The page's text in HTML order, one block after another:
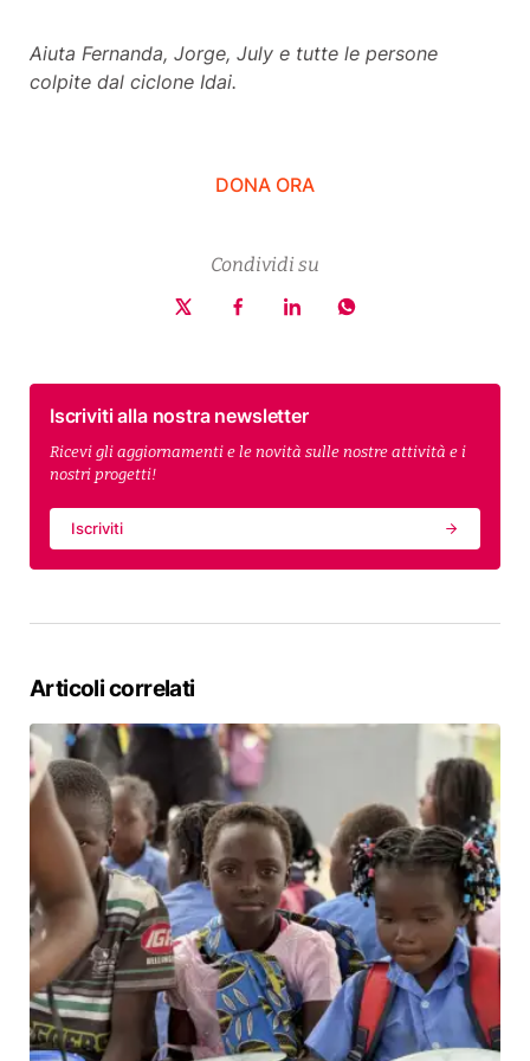
Aiuta Fernanda, Jorge, July e tutte le persone
colpite dal ciclone Idai.
DONA ORA
Iscriviti alla nostra newsletter
Ricevi gli aggiornamenti e le novità sulle nostre attività e i
nostri progetti!
Iscriviti
Condividi su
Articoli correlati